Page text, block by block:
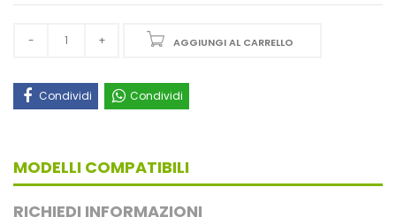
AGGIUNGI AL CARRELLO
Condividi Condividi
MODELLI COMPATIBILI
RICHIEDI INFORMAZIONI